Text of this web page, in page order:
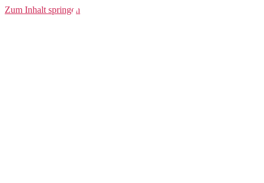
Zum Inhalt springenClassic W